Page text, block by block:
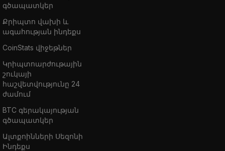
գծապատկեր
Քրիպտո վախի և
ագահության ինդեքս
CoinStats վիջեթներ
Կրիպտոարժութային
շուկայի
հաշվետվությունը 24
ժամում
BTC գերակայության
գծապատկեր
Ալտքոինների Սեզոնի
Ինդեքս